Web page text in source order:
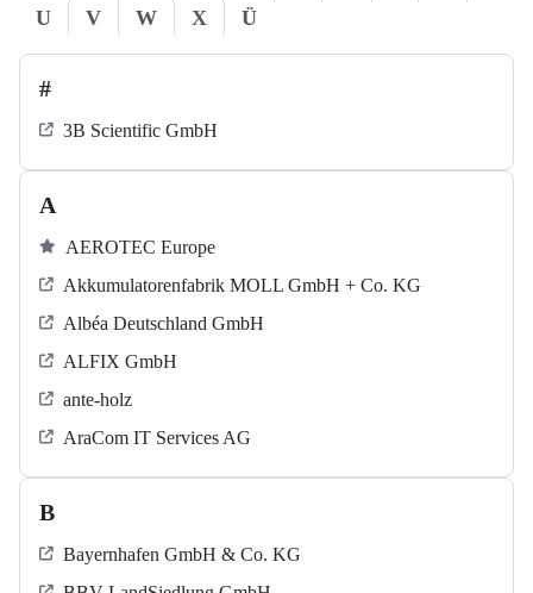
U
V W X Ü
#
3B Scientific GmbH
A
AEROTEC Europe
Akkumulatorenfabrik MOLL GmbH + Co. KG
Albéa Deutschland GmbH
ALFIX GmbH
ante-holz
AraCom IT Services AG
B
Bayernhafen GmbH & Co. KG